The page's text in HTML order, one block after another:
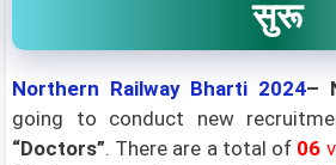
सुरू
Northern Railway Bharti 2024–
going to conduct new
“Doctors”. There are a total of 06